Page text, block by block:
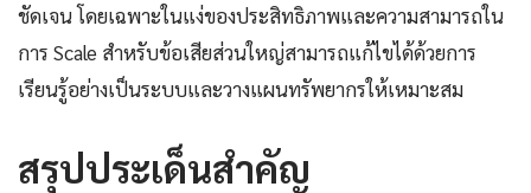
ชัดเจน โดยเฉพาะในแง่ของประสิทธิภาพและความสามารถใน
การ Scale สำหรับข้อเสียส่วนใหญ่สามารถแก้ไขได้ด้วยการ
เรียนรู้อย่างเป็นระบบและวางแผนทรัพยากรให้เหมาะสม
สรุปประเด็นสำคัญ